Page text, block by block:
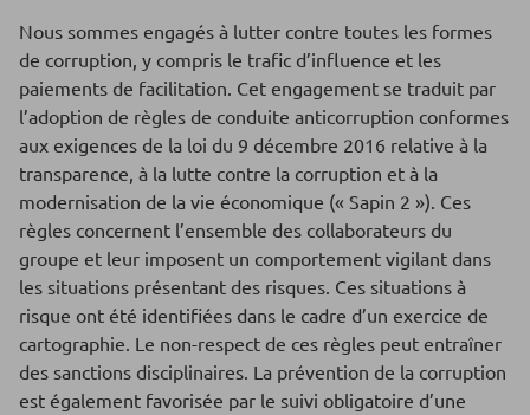
Nous sommes engagés à lutter contre toutes les formes
de corruption, y compris le trafic d’influence et les
paiements de facilitation. Cet engagement se traduit par
l’adoption de règles de conduite anticorruption conformes
aux exigences de la loi du 9 décembre 2016 relative à la
transparence, à la lutte contre la corruption et à la
modernisation de la vie économique (« Sapin 2 »). Ces
règles concernent l’ensemble des collaborateurs du
groupe et leur imposent un comportement vigilant dans
les situations présentant des risques. Ces situations à
risque ont été identifiées dans le cadre d’un exercice de
cartographie. Le non-respect de ces règles peut entraîner
des sanctions disciplinaires. La prévention de la corruption
est également favorisée par le suivi obligatoire d’une